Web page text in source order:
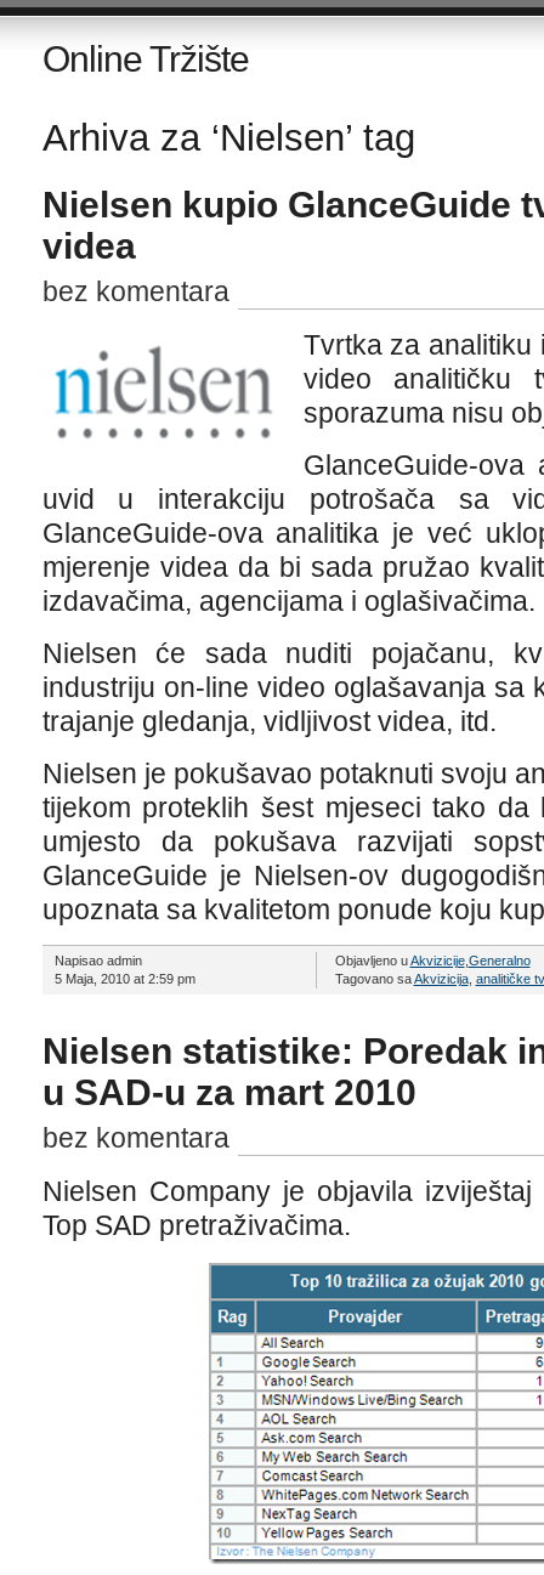
Online Tržište
Arhiva za ‘Nielsen’ tag
Nielsen kupio GlanceGuide
videa
bez komentara
Tvrtka za analitiku
video analitičku
sporazuma nisu
GlanceGuide-
uvid u interakciju potrošača sa
GlanceGuide-ova analitika je već
mjerenje videa da bi sada pružao
izdavačima, agencijama i oglašivačima.
Nielsen će sada nuditi pojačanu,
industriju on-line video oglašavanja sa
trajanje gledanja, vidljivost videa, itd.
Nielsen je pokušavao potaknuti svoju
tijekom proteklih šest mjeseci tako
umjesto da pokušava razvijati
GlanceGuide je Nielsen-ov
upoznata sa kvalitetom ponude koju
Napisao admin
5 Maja, 2010 at 2:59 pm
Objavljeno uAkvizicije, Generalno
Tagovano saAkvizicija, analitičke
Nielsen statistike: Poredak
u SAD-u za mart 2010
bez komentara
Nielsen Company je objavila
Top SAD pretraživačima.